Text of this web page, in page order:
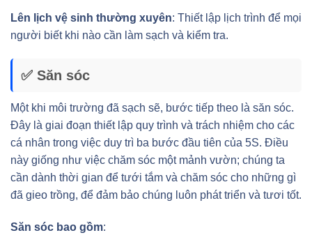
Lên lịch vệ sinh thường xuyên: Thiết lập lịch trình để mọi
người biết khi nào cần làm sạch và kiểm tra.
✅ Săn sóc
Một khi môi trường đã sạch sẽ, bước tiếp theo là săn sóc.
Đây là giai đoạn thiết lập quy trình và trách nhiệm cho các
cá nhân trong việc duy trì ba bước đầu tiên của 5S. Điều
này giống như việc chăm sóc một mảnh vườn; chúng ta
cần dành thời gian để tưới tắm và chăm sóc cho những gì
đã gieo trồng, để đảm bảo chúng luôn phát triển và tươi tốt.
Săn sóc bao gồm: